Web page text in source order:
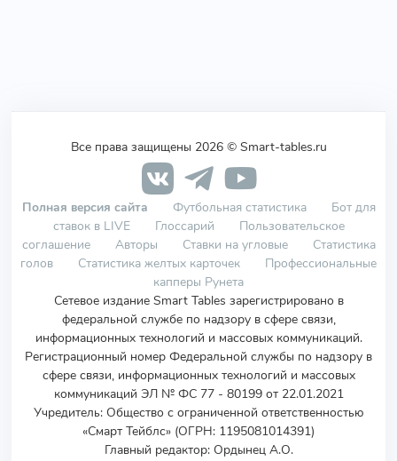
Все права защищены 2026 © Smart-tables.ru
Полная версия сайта Футбольная статистика
Бот для
ставок в LIVE
Глоссарий
Пользовательское
соглашение
Авторы Ставки на угловые
Статистика
голов
Статистика желтых карточек
Профессиональные
капперы Рунета
Сетевое издание Smart Tables зарегистрировано в
федеральной службе по надзору в сфере связи,
информационных технологий и массовых коммуникаций.
Регистрационный номер Федеральной службы по надзору в
сфере связи, информационных технологий и массовых
коммуникаций ЭЛ № ФС 77 - 80199 от 22.01.2021
Учредитель: Общество с ограниченной ответственностью
«Смарт Тейблс» (ОГРН: 1195081014391)
Главный редактор: Ордынец А.О.